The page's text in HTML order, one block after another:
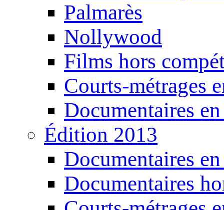
Palmarès
Nollywood
Films hors
Courts-métrages
Documentaires
Édition 2013
Documentaires
Documentaires